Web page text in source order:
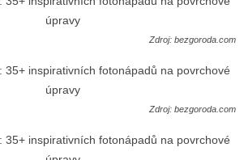
Zdroj: bezgoroda.com
Zdroj: bezgoroda.com